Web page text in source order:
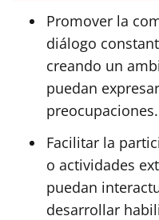
Promover la
diálogo
creando un
puedan
preocupaciones.
Facilitar la
o actividades
puedan
desarrollar